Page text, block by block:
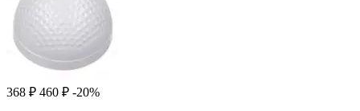
‍368‍ ₽ ‍460‍ ₽ -20%